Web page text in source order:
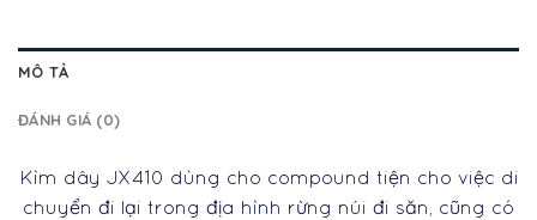
MÔ TẢ
ĐÁNH GIÁ (0)
Kìm dây JX410 dùng cho compound tiện cho việc di
chuyển đi lại trong địa hình rừng núi đi săn, cũng có